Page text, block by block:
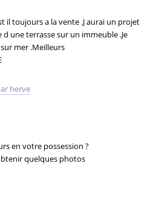
il toujours a la vente .J aurai un projet
une terrasse sur un immeuble .Je
mer .Meilleurs
herve
en votre possession ?
quelques photos